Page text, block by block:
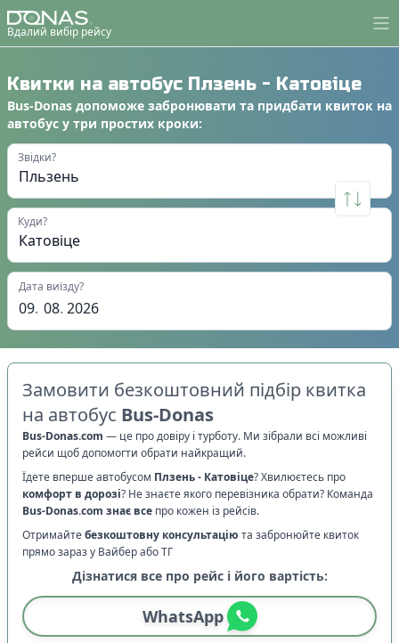
Вдалий вибір рейсу
Квитки на автобус Плзень - Катовіце
Bus-Donas допоможе забронювати та придбати квиток на
автобус у три простих кроки:
Звідки?
Куди?
Дата виїзду?
09. 08. 2026
Замовити безкоштовний підбір квитка
на автобус Bus-Donas
Bus-Donas.com — це про довіру і турботу. Ми зібрали всі можливі
рейси щоб допомогти обрати найкращий.
Їдете вперше автобусом Плзень- Катовіце? Хвилюєтесь про
комфорт в дорозі? Не знаєте якого перевізника обрати? Команда
Bus-Donas.com знає все про кожен із рейсів.
Отримайтебезкоштовну консультацію та забронюйте квиток
прямо зараз у Вайбер або ТГ
Дізнатися все про рейс і його вартість:
WhatsApp